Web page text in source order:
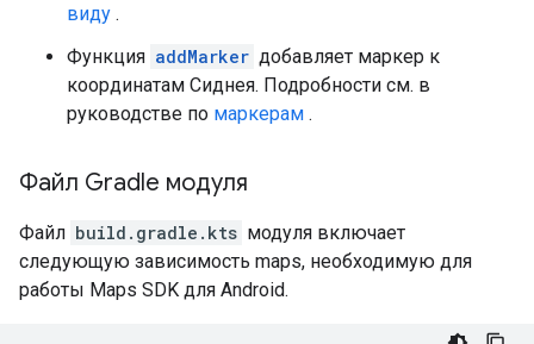
виду .
Функция addMarker добавляет маркер к
координатам Сиднея. Подробности см. в
руководстве по маркерам .
Файл Gradle модуля
Файл build.gradle.kts модуля включает
следующую зависимость maps, необходимую для
работы Maps SDK для Android.